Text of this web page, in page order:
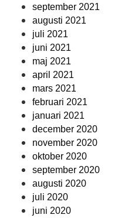
september 2021
augusti 2021
juli 2021
juni 2021
maj 2021
april 2021
mars 2021
februari 2021
januari 2021
december 2020
november 2020
oktober 2020
september 2020
augusti 2020
juli 2020
juni 2020